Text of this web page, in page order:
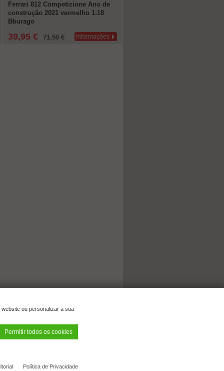
Ferrari 812 Competizione Ano de
construção 2021 vermelho 1:18
Bburago
39,95 € 71,50 € Informações
ou personalizar a sua
Permitir todos os cookies
Política de Privacidade